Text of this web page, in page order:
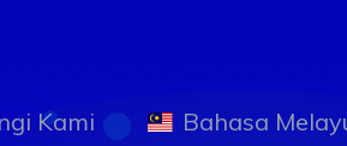
Kami Bahasa